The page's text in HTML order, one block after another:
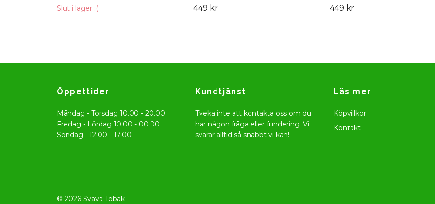
Slut i lager :(
449 kr
449 kr
Öppettider
Måndag - Torsdag 10.00 - 20.00
Fredag - Lördag 10.00 - 00.00
Söndag - 12.00 - 17.00
Kundtjänst
Tveka inte att kontakta oss om du
har någon fråga eller fundering. Vi
svarar alltid så snabbt vi kan!
Läs mer
Köpvillkor
Kontakt
© 2026 Svava Tobak